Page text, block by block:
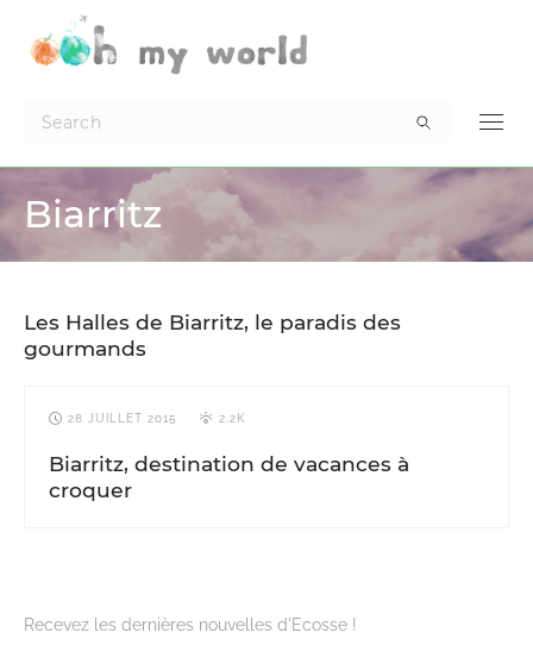
Biarritz
Les Halles de Biarritz, le paradis des
gourmands
28 JUILLET 2015 2.2K
Biarritz, destination de vacances à
croquer
Recevez les dernières nouvelles d'Ecosse !